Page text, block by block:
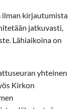
ilman kirjautumista
jatkuvasti,
Lähiaikoina on
yhteinen
Kirkon